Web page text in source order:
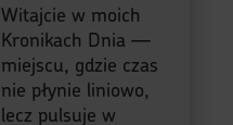
Witajcie w moich
Kronikach Dnia —
miejscu, gdzie czas
nie płynie liniowo,
lecz pulsuje w